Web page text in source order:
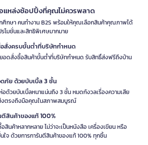
อแหล่งช้อปปิ้งที่คุณไม่ควรพลาด
ศึกษา คนทำงาน B2S พร้อมให้คุณเลือกสินค้าคุณภาพได้
โมชั่นและสิทธิพิเศษมากมาย
อสั่งครบขั้นต่ำที่บริษัทกำหนด
อดสั่งซื้อสินค้าขั้นต่ำที่บริษัทกำหนด รับสิทธิ์ส่งฟรีถึงบ้าน
ภัย ด้วยบับเบิ้ล 3 ชั้น
ด้วยบับเบิ้ลหนาแน่นถึง 3 ชั้น หมดกังวลเรื่องความเสีย
งตรงถึงมือคุณในสภาพสมบูรณ์
สินค้าของแท้ 100%
นค้าหลากหลาย ไม่ว่าจะเป็นหนังสือ เครื่องเขียน หรือ
ใจ ด้วยการการันตีสินค้าของแท้ 100% ทุกชิ้น